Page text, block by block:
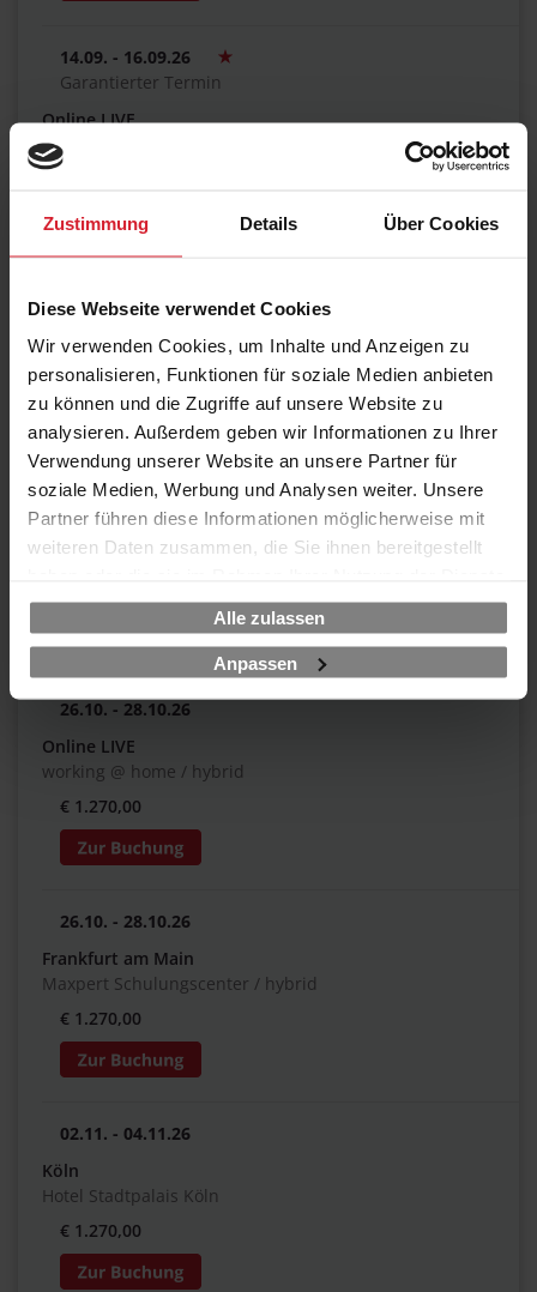
Zustimmung Details Über Cookies
Diese Webseite verwendet Cookies
Wir verwenden Cookies, um Inhalte und Anzeigen zu
personalisieren, Funktionen für soziale Medien anbieten
zu können und die Zugriffe auf unsere Website zu
analysieren. Außerdem geben wir Informationen zu Ihrer
Verwendung unserer Website an unsere Partner für
soziale Medien, Werbung und Analysen weiter. Unsere
Partner führen diese Informationen möglicherweise mit
weiteren Daten zusammen, die Sie ihnen bereitgestellt
gesammelt haben.
Alle zulassen
Anpassen
14.09. - 16.09.26
Garantierter Termin
Online LIVE
working @ home / hybrid
€ 1.270,00
Hamburg
Renaissance Hamburg Hotel
€ 1.270,00
12.10. - 14.10.26
Steigenberger Hotel München
26.10. - 28.10.26
Online LIVE
working @ home / hybrid
€ 1.270,00
26.10. - 28.10.26
Frankfurt am Main
Maxpert Schulungscenter / hybrid
€ 1.270,00
02.11. - 04.11.26
Köln
Hotel Stadtpalais Köln
€ 1.270,00